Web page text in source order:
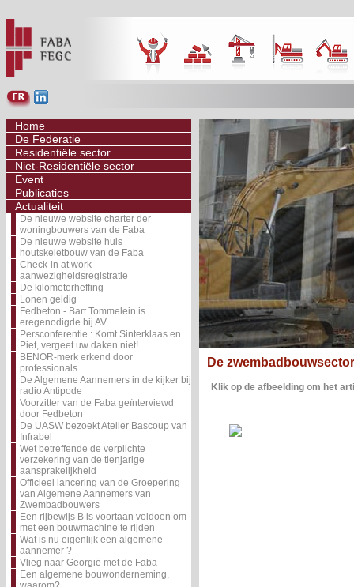
Home
De Federatie
Residentiële sector
Niet-Residentiële sector
Event
Publicaties
Actualiteit
De nieuwe website charter der
woningbouwers van de Faba
De nieuwe website huis
houtskeletbouw van de Faba
Check-in at work -
aanwezigheidsregistratie
De kilometerheffing
Lonen geldig
Fedbeton - Bart Tommelein is
eregenodigde bij AV
Persconferentie : Komt Sinterklaas en
Piet, vergeet uw daken niet!
BENOR-merk erkend door
professionals
De Algemene Aannemers in de kijker bij
radio Antipode
Voorzitter van de Faba geïnterviewd
door Fedbeton
De UASW bezoekt Atelier Bascoup van
Infrabel
Wet betreffende de verplichte
verzekering van de tienjarige
aansprakelijkheid
Officieel lancering van de Groepering
van Algemene Aannemers van
Zwembadbouwers
Een rijbewijs B is voortaan voldoen om
met een bouwmachine te rijden
Wat is nu eigenlijk een algemene
aannemer ?
Vlieg naar Georgië met de Faba
Een algemene bouwonderneming,
De
Klik op de afbeelding om het